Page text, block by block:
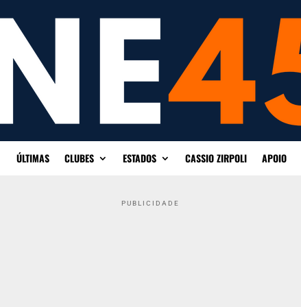
ÚLTIMAS CLUBES ESTADOS CASSIO ZIRPOLI APOIO
PUBLICIDADE